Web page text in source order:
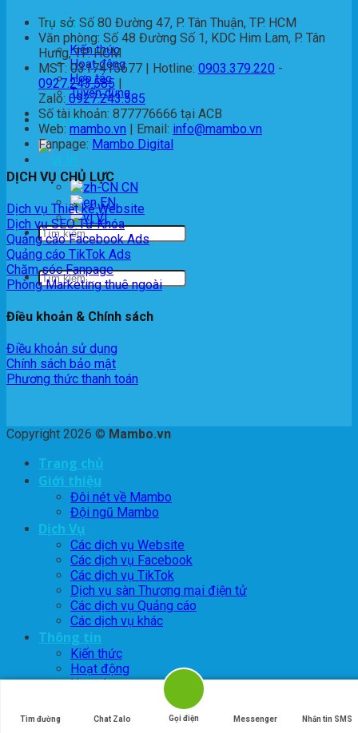
Thông tin
Kiến thức
Hoạt động
Hợp tác
Tuyển dụng
Liên Hệ
VI
EN
VI
Trụ sở: Số 80 Đường 47, P. Tân Thuận, TP. HCM
Văn phòng: Số 48 Đường Số 1, KDC Him Lam, P. Tân
Hưng, TP. HCM
MST: 0317415677 | Hotline: 0903.379.220 -
0927.243.585
Zalo: 0927.243.585
Số tài khoản: 877776666 tại ACB
Web: mambo.vn | Email: info@mambo.vn
Fanpage: Mambo Digital
DỊCH VỤ CHỦ LỰC
Dịch vụ Thiết kế Website
Dịch vụ SEO Từ Khóa
Quảng cáo Facebook Ads
Quảng cáo TikTok Ads
Chăm sóc Fanpage
Phòng Marketing thuê ngoài
Điều khoản & Chính sách
Điều khoản sử dụng
Chính sách bảo mật
Phương thức thanh toán
Copyright 2026 © Mambo.vn
Trang chủ
Giới thiệu
Đôi nét về Mambo
Đội ngũ Mambo
Dịch Vụ
Các dịch vụ Website
Các dịch vụ Facebook
Các dịch vụ TikTok
Dịch vụ sàn Thương mại điện tử
Các dịch vụ Quảng cáo
Các dịch vụ khác
Thông tin
Kiến thức
Hoạt động
Hợp tác
Liên Hệ
Tìm đường Chat Zalo Gọi điện Messenger Nhắn tin SMS